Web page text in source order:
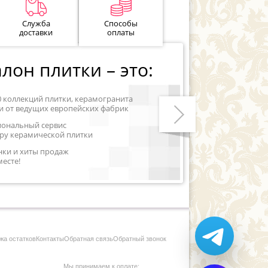
Служба
доставки
Способы
оплаты
плитки – это:
коллекций плитки, керамогранита
от ведущих европейских фабрик
сервис
керамической плитки
и хиты продаж
Следующий
остатковКонтактыОбратная связьОбратный звонок
Мы принимаем к оплате: